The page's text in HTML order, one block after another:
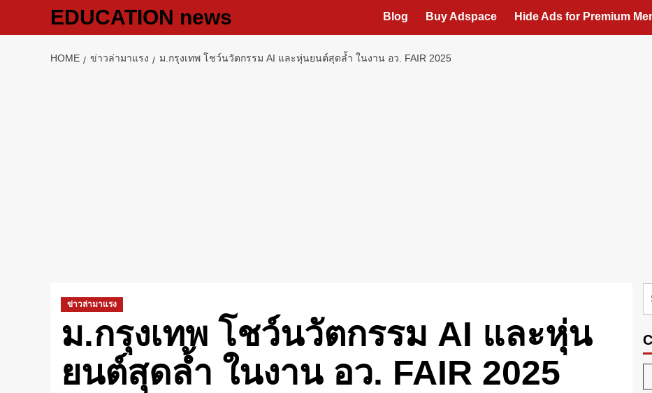
EDUCATION news Blog Buy Adspace Hide Ads for Premium
HOME ข่าวล่ามาแรง ม.กรุงเทพ โชว์นวัตกรรม AI และหุ่นยนต์สุดล้ำ ในงาน อว. FAIR 2025
ข่าวล่ามาแรง
ม.กรุงเทพ โชว์นวัตกรรม AI และหุ่น
ยนต์สุดล้ำ ในงาน อว. FAIR 2025